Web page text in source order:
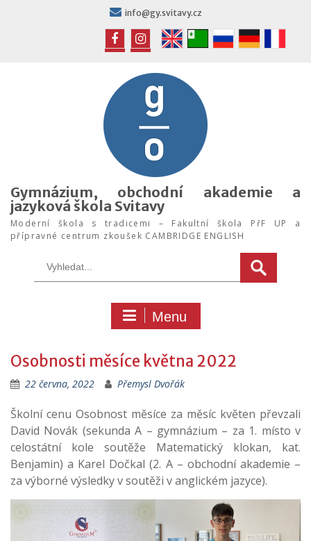
info@gy.svitavy.cz
FB IG
Gymnázium, obchodní akademie a
jazyková škola Svitavy
Moderní škola s tradicemi – Fakultní škola PřF UP a
přípravné centrum zkoušek CAMBRIDGE ENGLISH
Menu
Osobnosti měsíce května 2022
22 června, 2022 Přemysl Dvořák
Školní cenu Osobnost měsíce za měsíc květen převzali
David Novák (sekunda A – gymnázium – za 1. místo v
celostátní kole soutěže Matematický klokan, kat.
Benjamin) a Karel Dočkal (2. A – obchodní akademie –
za výborné výsledky v soutěži v anglickém jazyce).